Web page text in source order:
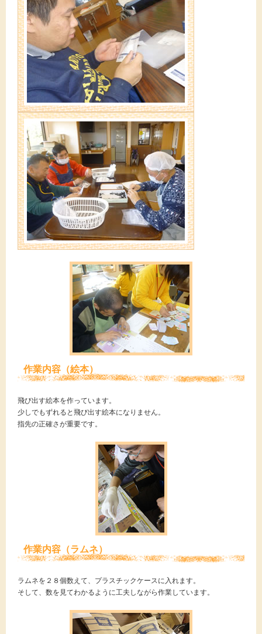
作業内容（絵本）
飛び出す絵本を作っています。
少しでもずれると飛び出す絵本になりません。
指先の正確さが重要です。
作業内容（ラムネ）
ラムネを２８個数えて、プラスチックケースに入れます。
そして、数を見てわかるように工夫しながら作業しています。